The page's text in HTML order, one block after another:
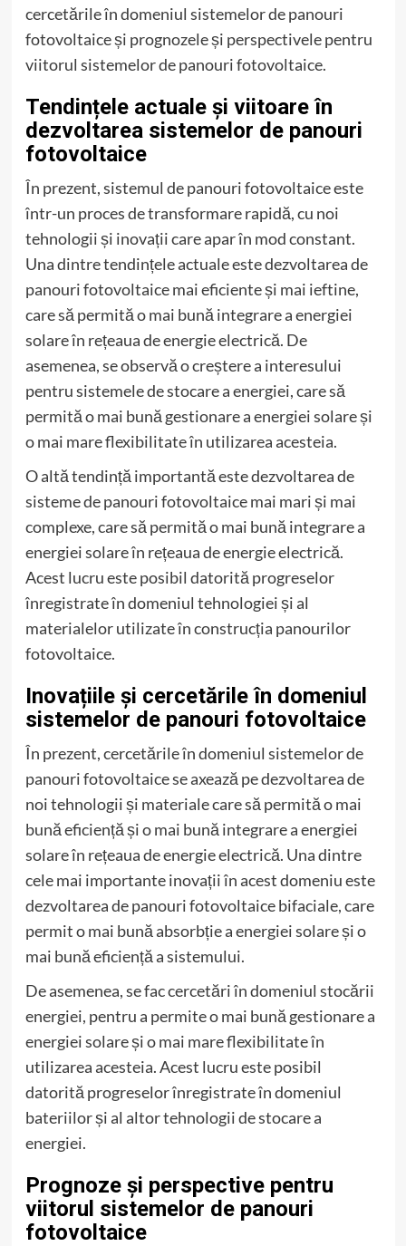
cercetările în domeniul sistemelor de panouri
fotovoltaice și prognozele și perspectivele pentru
viitorul sistemelor de panouri fotovoltaice.
Tendințele actuale și viitoare în
dezvoltarea sistemelor de panouri
fotovoltaice
În prezent, sistemul de panouri fotovoltaice este
într-un proces de transformare rapidă, cu noi
tehnologii și inovații care apar în mod constant.
Una dintre tendințele actuale este dezvoltarea de
panouri fotovoltaice mai eficiente și mai ieftine,
care să permită o mai bună integrare a energiei
solare în rețeaua de energie electrică. De
asemenea, se observă o creștere a interesului
pentru sistemele de stocare a energiei, care să
permită o mai bună gestionare a energiei solare și
o mai mare flexibilitate în utilizarea acesteia.
O altă tendință importantă este dezvoltarea de
sisteme de panouri fotovoltaice mai mari și mai
complexe, care să permită o mai bună integrare a
energiei solare în rețeaua de energie electrică.
Acest lucru este posibil datorită progreselor
înregistrate în domeniul tehnologiei și al
materialelor utilizate în construcția panourilor
fotovoltaice.
Inovațiile și cercetările în domeniul
sistemelor de panouri fotovoltaice
În prezent, cercetările în domeniul sistemelor de
panouri fotovoltaice se axează pe dezvoltarea de
noi tehnologii și materiale care să permită o mai
bună eficiență și o mai bună integrare a energiei
solare în rețeaua de energie electrică. Una dintre
cele mai importante inovații în acest domeniu este
dezvoltarea de panouri fotovoltaice bifaciale, care
permit o mai bună absorbție a energiei solare și o
mai bună eficiență a sistemului.
De asemenea, se fac cercetări în domeniul stocării
energiei, pentru a permite o mai bună gestionare a
energiei solare și o mai mare flexibilitate în
utilizarea acesteia. Acest lucru este posibil
datorită progreselor înregistrate în domeniul
bateriilor și al altor tehnologii de stocare a
energiei.
Prognoze și perspective pentru
viitorul sistemelor de panouri
fotovoltaice